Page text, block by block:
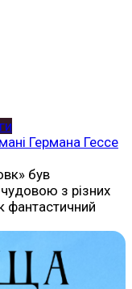
Германа Гессе
був
з різних
фантастичний